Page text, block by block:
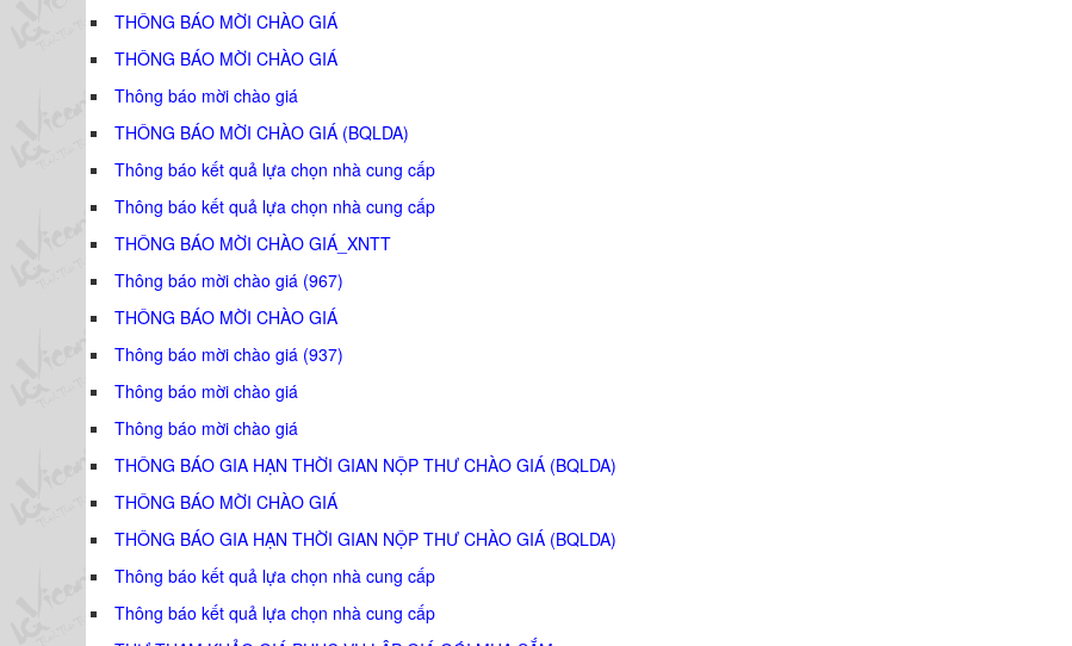
THÔNG BÁO MỜI CHÀO GIÁ
THÔNG BÁO MỜI CHÀO GIÁ
Thông báo mời chào giá
THÔNG BÁO MỜI CHÀO GIÁ (BQLDA)
Thông báo kết quả lựa chọn nhà cung cấp
Thông báo kết quả lựa chọn nhà cung cấp
THÔNG BÁO MỜI CHÀO GIÁ_XNTT
Thông báo mời chào giá (967)
THÔNG BÁO MỜI CHÀO GIÁ
Thông báo mời chào giá (937)
Thông báo mời chào giá
Thông báo mời chào giá
THÔNG BÁO GIA HẠN THỜI GIAN NỘP THƯ CHÀO GIÁ (BQLDA)
THÔNG BÁO MỜI CHÀO GIÁ
THÔNG BÁO GIA HẠN THỜI GIAN NỘP THƯ CHÀO GIÁ (BQLDA)
Thông báo kết quả lựa chọn nhà cung cấp
Thông báo kết quả lựa chọn nhà cung cấp